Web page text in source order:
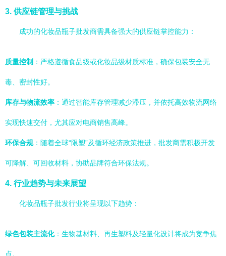
3. 供应链管理与挑战
成功的化妆品瓶子批发商需具备强大的供应链掌控能力：
质量控制 ：严格遵循食品级或化妆品级材质标准，确保包装安全无
毒、密封性好。
库存与物流效率 ：通过智能库存管理减少滞压，并依托高效物流网络
实现快速交付，尤其应对电商销售高峰。
环保合规：随着全球“限塑”及循环经济政策推进，批发商需积极开发
可降解、可回收材料，协助品牌符合环保法规。
4. 行业趋势与未来展望
化妆品瓶子批发行业将呈现以下趋势：
绿色包装主流化：生物基材料、再生塑料及轻量化设计将成为竞争焦
点。